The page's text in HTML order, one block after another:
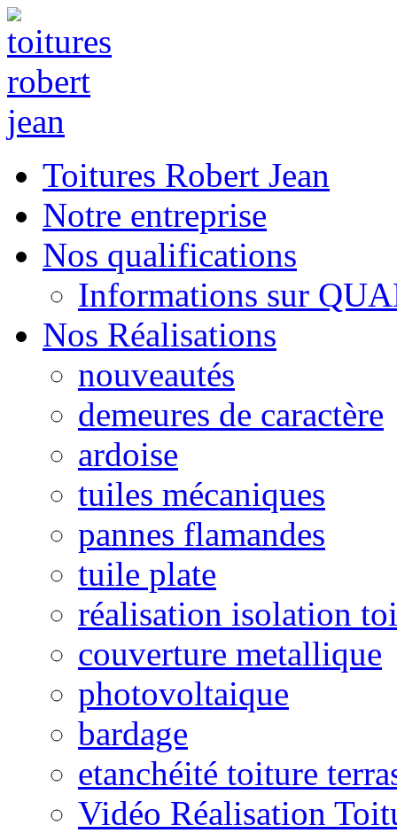
Toitures Robert Jean
Notre entreprise
Nos qualifications
Informations sur
Nos Réalisations
nouveautés
demeures de caractère
ardoise
tuiles mécaniques
pannes flamandes
tuile plate
réalisation isolation
couverture metallique
photovoltaique
bardage
etanchéité toiture
Vidéo Réalisation